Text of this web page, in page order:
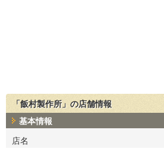
「飯村製作所」の店舗情報
基本情報
店名